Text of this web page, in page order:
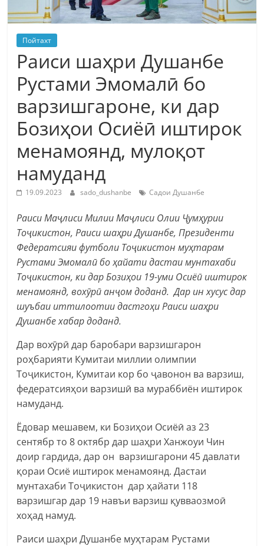
Пойтахт
Раиси шаҳри Душанбе
Рустами Эмомалӣ бо
варзишгароне, ки дар
Бозиҳои Осиёӣ иштирок
менамоянд, мулоқот
намуданд
19.09.2023 sado_dushanbe Садои Душанбе
Раиси Маҷлиси Милии Маҷлиси Олии Ҷумҳурии
Тоҷикистон, Раиси шаҳри Душанбе, Президенти
Федератсияи футболи Тоҷикистон муҳтарам
Рустами Эмомалӣ бо ҳайати дастаи мунтахаби
Тоҷикистон, ки дар Бозиҳои 19-уми Осиёӣ иштирок
менамоянд, вохӯрӣ анҷом доданд. Дар ин хусус дар
шуъбаи иттилоотии дастгоҳи Раиси шаҳри
Душанбе хабар доданд.
Дар вохӯрӣ дар баробари варзишгарон
роҳбарияти Кумитаи миллии олимпии
Тоҷикистон, Кумитаи кор бо ҷавонон ва варзиш,
федератсияҳои варзишӣ ва мураббиён иштирок
намуданд.
Ёдовар мешавем, ки Бозиҳои Осиёӣ аз 23
сентябр то 8 октябр дар шаҳри Ханжоуи Чин
доир гардида, дар он варзишгарони 45 давлати
қораи Осиё иштирок менамоянд. Дастаи
мунтахаби Тоҷикистон дар ҳайати 118
варзишгар дар 19 навъи варзиш қувваозмоӣ
хоҳад намуд.
Раиси шаҳри Душанбе муҳтарам Рустами